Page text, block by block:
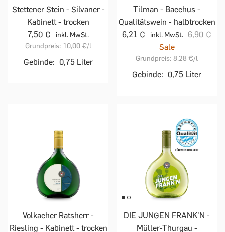
Stettener Stein - Silvaner -
Kabinett - trocken
7,50 €
inkl. MwSt.
Grundpreis: 10,00 €/l
Gebinde: 0,75 Liter
Tilman - Bacchus -
Qualitätswein - halbtrocken
6,21 €
inkl. MwSt. 6,90 €
Sale
Grundpreis: 8,28 €/l
Gebinde: 0,75 Liter
Volkacher Ratsherr -
Riesling - Kabinett - trocken
DIE JUNGEN FRANK'N -
Müller-Thurgau -